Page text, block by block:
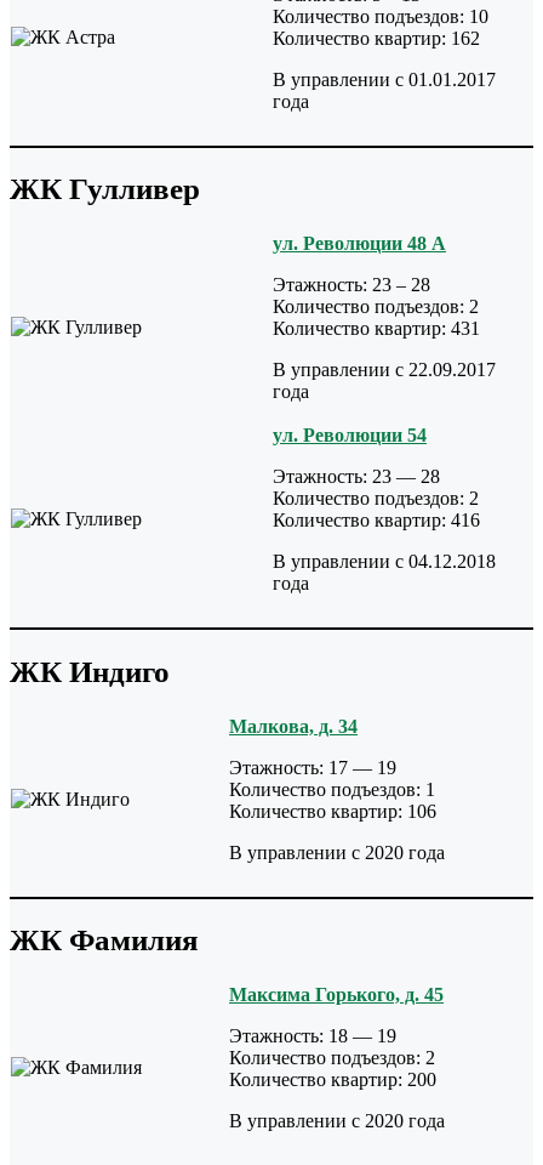
Количество подъездов: 10
Количество квартир: 162
В управлении с 01.01.2017
года
ЖК Гулливер
ул. Революции 48 А
Этажность: 23 – 28
Количество подъездов: 2
Количество квартир: 431
В управлении с 22.09.2017
года
ул. Революции 54
Этажность: 23 — 28
Количество подъездов: 2
Количество квартир: 416
В управлении с 04.12.2018
года
ЖК Индиго
Малкова, д. 34
Этажность: 17 — 19
Количество подъездов: 1
Количество квартир: 106
В управлении с 2020 года
ЖК Фамилия
Максима Горького, д. 45
Этажность: 18 — 19
Количество подъездов: 2
Количество квартир: 200
В управлении с 2020 года